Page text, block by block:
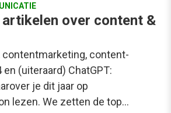
artikelen over content &
contentmarketing, content-
(uiteraard) ChatGPT:
je dit jaar op
lezen. We zetten de top…